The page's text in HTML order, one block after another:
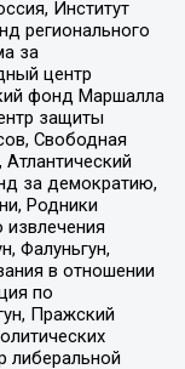
Институт
регионального
за
центр
фонд Маршалла
защиты
Свободная
за демократию,
Родники
извлечения
Фалуньгун,
в отношении
по
Пражский
либеральной